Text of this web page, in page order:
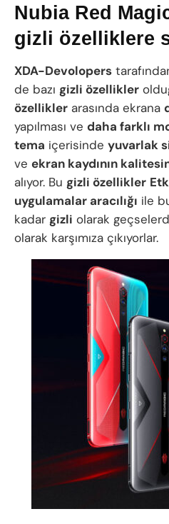
Nubia Red
gizli özelliklere
XDA-Devolopers
de bazı gizli özellikler
özellikler arasında ekrana
yapılması ve daha farklı
tema içerisinde yuvarlak
ve ekran kaydının
alıyor. Bu gizli özellikler
uygulamalar aracılığı ile
kadar gizli olarak
olarak karşımıza çıkıyorlar.